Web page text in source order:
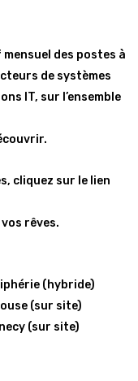
des postes à
de systèmes
IT, sur l’ensemble
cliquez sur le lien
rêves.
(hybride)
(sur site)
(sur site)